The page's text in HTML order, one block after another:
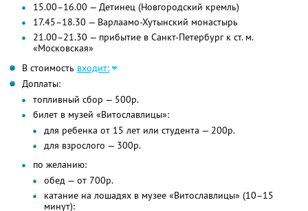
15.00–16.00 — Детинец (Новгородский кремль)
17.45–18.30 — Варлаамо-Хутынский монастырь
21.00–21.30 — прибытие в Санкт-Петербург к ст. м.
«Московская»
В стоимость входит:
Доплаты:
топливный сбор — 500р.
билет в музей «Витославлицы»:
для ребенка от 15 лет или студента — 200р.
для взрослого — 300р.
по желанию:
обед — от 700р.
катание на лошадях в музее «Витославлицы» (10–15
минут):